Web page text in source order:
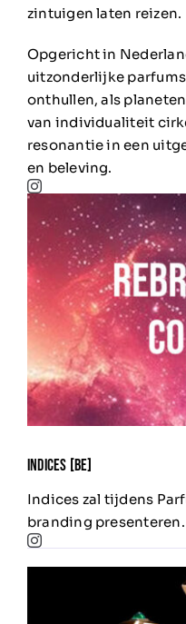
zintuigen laten reizen.
Opgericht in
uitzonderlijke
onthullen, als
van individualiteit
resonantie in een
en beleving.
INDICES [be]
Indices zal tijdens
branding presenteren.